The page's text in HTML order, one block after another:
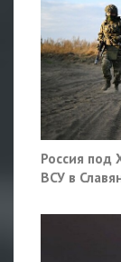
Россия под
ВСУ в